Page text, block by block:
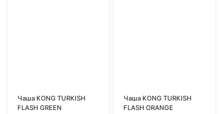
Чаша KONG TURKISH
FLASH GREEN
Чаша KONG TURKISH
FLASH ORANGE